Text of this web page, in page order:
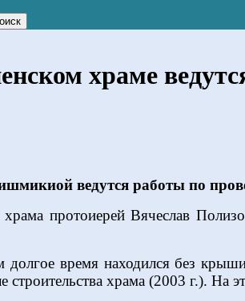
храме
ведутся работы по
протоиерей Вячеслав
долгое время находился без
строительства храма (2003 г.). На